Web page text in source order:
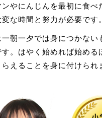
やにんじんを最初に食
な時間と努力が必要です
朝一夕では身につかない
。はやく始めれば始め
えることを身に付けられ